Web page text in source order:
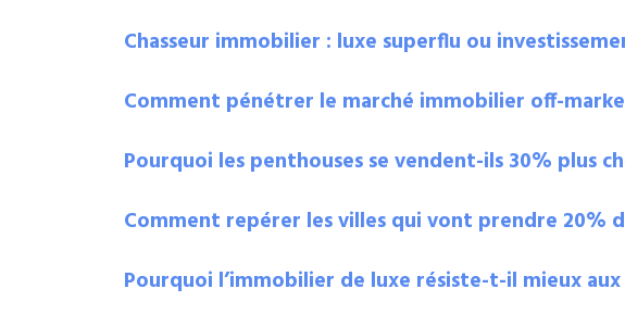
Chasseur immobilier : luxe superflu ou
Comment pénétrer le marché immobilier off-
Pourquoi les penthouses se vendent-ils 30% plus
Comment repérer les villes qui vont prendre 20%
Pourquoi l’immobilier de luxe résiste-t-il mieux